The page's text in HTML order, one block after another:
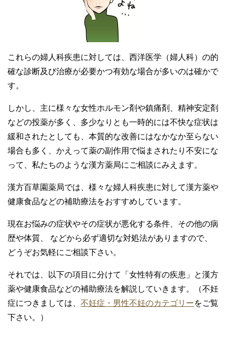
これらの婦人科疾患に対しては、西洋医学（婦人科）の的
確な診断及び治療が必要かつ有効な場合が多いのは確かで
す。
しかし、主に様々な女性ホルモン剤や鎮痛剤、精神安定剤
などの投薬が多く、多少なりとも一時的には不快な症状は
緩和されたとしても、本質的な改善にはなかなか至らない
場合も多く、かえって薬の副作用で悩まされたり不安にな
って、私たちのような漢方薬局にご相談にみえます。
漢方百草園薬局では、様々な婦人科疾患に対して漢方薬や
健康食品などの補助療法をおすすめしています。
現在お悩みの症状やその症状が悪化する条件、その他の病
歴や体質、 などから必ず適切な対処法がありますので、
どうぞお気軽にご相談下さい。
それでは、以下の項目に分けて「女性特有の疾患」と漢方
薬や健康食品などの補助療法を解説していきます。（不妊
症につきましては、 不妊症・男性不妊のカテゴリーをご覧
下さい。）